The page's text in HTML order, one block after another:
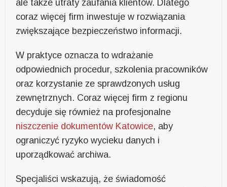
ale także utraty zaufania klientów. Dlatego
coraz więcej firm inwestuje w rozwiązania
zwiększające bezpieczeństwo informacji.
W praktyce oznacza to wdrażanie
odpowiednich procedur, szkolenia pracowników
oraz korzystanie ze sprawdzonych usług
zewnętrznych. Coraz więcej firm z regionu
decyduje się również na profesjonalne
niszczenie dokumentów Katowice, aby
ograniczyć ryzyko wycieku danych i
uporządkować archiwa.
Specjaliści wskazują, że świadomość